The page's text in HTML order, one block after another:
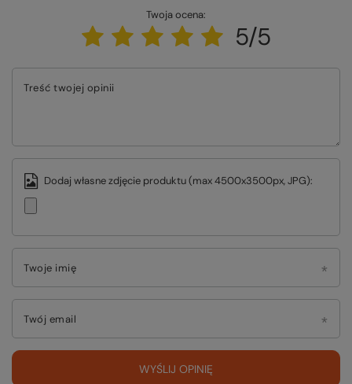
Twoja ocena:
5/5
Treść twojej opinii
Dodaj własne zdjęcie produktu (max 4500x3500px, JPG):
Twoje imię
Twój email
WYŚLIJ OPINIĘ